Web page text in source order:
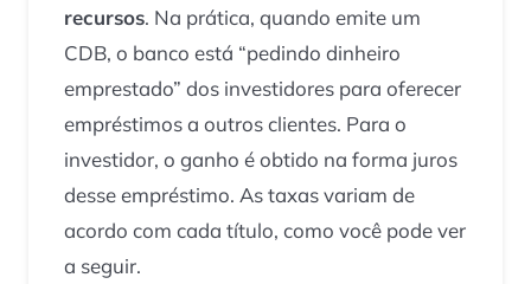
recursos. Na prática, quando emite um
CDB, o banco está “pedindo dinheiro
emprestado” dos investidores para oferecer
empréstimos a outros clientes. Para o
investidor, o ganho é obtido na forma juros
desse empréstimo. As taxas variam de
acordo com cada título, como você pode ver
a seguir.